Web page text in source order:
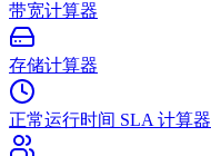
带宽计算器
存储计算器
正常运行时间 SLA 计算器